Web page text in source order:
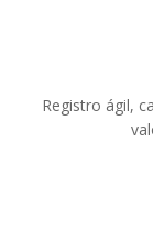
Registro ágil,